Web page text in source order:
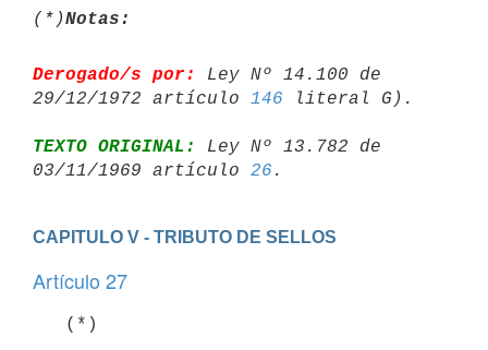
(*)Notas:
Derogado/s por:
Ley Nº 14.100 de
29/12/1972 artículo 146
TEXTO ORIGINAL:
Ley Nº 13.782 de
03/11/1969 artículo 26
CAPITULO V - TRIBUTO DE SELLOS
Artículo 27